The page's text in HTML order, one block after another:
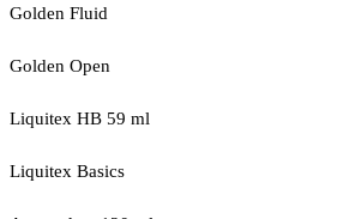
Golden Fluid
Golden Open
Liquitex HB 59 ml
Liquitex Basics